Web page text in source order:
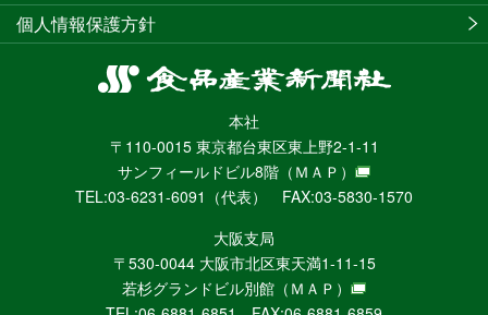
食
産
業
新
聞
社
ニ
ュ
本社
〒110-0015 東京都台東区東上野2-1-11
サンフィールドビル8階 （ＭＡＰ）
TEL:03-6231-6091（代表） FAX:03-5830-1570
大阪支局
〒530-0044 大阪市北区東天満1-11-15
若杉グランドビル別館 （ＭＡＰ）
個人情報保護方針